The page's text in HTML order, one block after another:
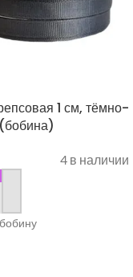
1 см, тёмно-
4 в наличии